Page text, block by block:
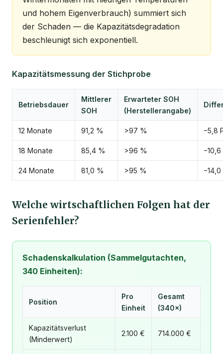
und hohem Eigenverbrauch) summiert sich
der Schaden — die Kapazitätsdegradation
beschleunigt sich exponentiell.
Kapazitätsmessung der Stichprobe
Betriebsdauer
Mittlerer
SOH
Erwarteter SOH
(Herstellerangabe)
12 Monate 91,2 % >97 % −5,8
18 Monate 85,4 % >96 % −10,6
24 Monate 81,0 % >95 % −14,0
Welche wirtschaftlichen Folgen hat der
Serienfehler?
Schadenskalkulation (Sammelgutachten,
340 Einheiten):
Position
Pro
Einheit
Gesamt
(340×)
Kapazitätsverlust
(Minderwert)
2.100 € 714.000 €